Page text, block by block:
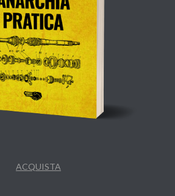
ACQUISTA